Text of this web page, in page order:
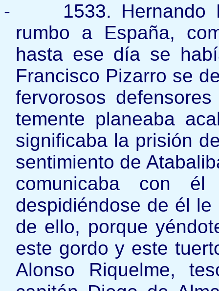
-
1533. Hernando
rumbo a España,
hasta ese día se
Francisco Pizarro se
fervorosos
temente planeaba
significaba la prisión
sentimiento de
comunicaba con
despidiéndose de él
de ello, porque
este gordo y este
Alonso Riquelme,